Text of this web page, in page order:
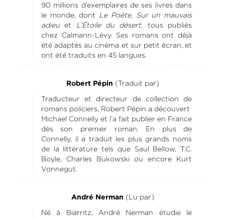
90 millions d’exemplaires de ses livres dans
le monde, dont Le Poète, Sur un mauvais
adieuet L’Étoile du désert, tous publiés
chez Calmann-Lévy. Ses romans ont déjà
été adaptés au cinéma et sur petit écran, et
ont été traduits en 45 langues.
Robert Pépin (Traduit par)
Traducteur et directeur de collection de
romans policiers, Robert Pépin a découvert
Michael Connelly et l’a fait publier en France
dès son premier roman. En plus de
Connelly, il a traduit les plus grands noms
de la littérature tels que Saul Bellow, T.C.
Boyle, Charles Bukowski ou encore Kurt
Vonnegut.
André Nerman (Lu par)
Né à Biarritz, André Nerman étudie le